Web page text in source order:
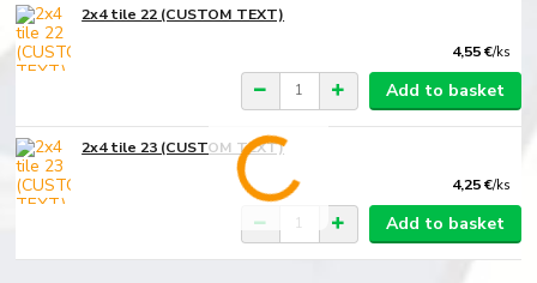
2x4 tile 22 (CUSTOM TEXT)
4,55 €/ks
Add to basket
2x4 tile 23 (CUSTOM TEXT)
4,25 €/ks
Add to basket